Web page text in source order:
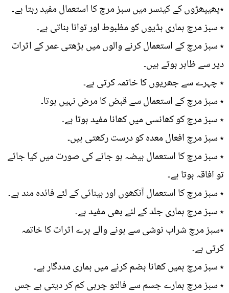
٭پھیپھڑوں کے کینسر میں سبز مرچ کا استعمال مفید رہتا ہے۔
٭ سبز مرچ ہماری ہڈیوں کو مظبوط اور توانا بناتی ہے۔
٭ سبز مرچ کے استعمال کرنے والوں میں بڑھتی عمر کے اثرات
دیر سے ظاہر ہوتے ہیں۔
٭ چہرے سے جھریوں کا خاتمہ کرتی ہے۔
٭ سبز مرچ کے استعمال سے قبض کا مرض نہیں ہوتا۔
٭ سبز مرچ کو کھانسی میں کھانا مفید ہوتا ہے۔
٭ سبز مرچ افعال معدہ کو درست رکھتی ہیں۔
٭ سبز مرچ کا استعمال ہیضہ ہو جانے کی صورت میں کیا جائے
تو افاقہ ہوتا ہے۔
٭ سبز مرچ کا استعمال آنکھوں اور بینائی کے لئے فائدہ مند ہے۔
٭ سبز مرچ ہماری جلد کے لئے بھی مفید ہے۔
٭سبز مرچ شراب نوشی سے ہونے والے برے اثرات کا خاتمہ
کرتی ہے۔
٭ سبز مرچ ہمیں کھانا ہضم کرنے میں ہماری مددگار ہے۔
٭ سبز مرچ ہمارے جسم سے فالتو چربی کم کر دیتی ہے جس